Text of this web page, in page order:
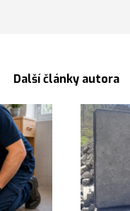
Další články autora